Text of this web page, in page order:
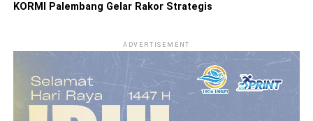
KORMI Palembang Gelar Rakor Strategis
ADVERTISEMENT